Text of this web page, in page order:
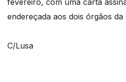
fevereiro, com uma carta
endereçada aos dois órgãos da
C/Lusa